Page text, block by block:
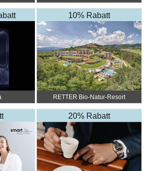
10% Rabatt
RETTER Bio-Natur-Resort
20% Rabatt